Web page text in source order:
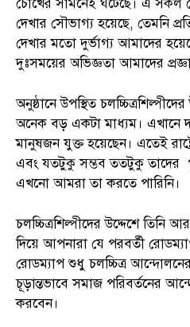
চোখের সামনেই ঘটেছে। এ সকল
দেখার সৌভাগ্য হয়েছে, তেমনি
দেখার মতো দুর্ভাগ্য আমাদের
দুঃসময়ের অভিজ্ঞতা আমাদের
অনুষ্ঠানে উপস্থিত
অনেক বড় একটা মাধ্যম। এখানে
মানুষজন যুক্ত হয়েছেন। এতেই
এবং যতটুকু সম্ভব ততটুকু তাদের
এখনো আমরা তা করতে পারিনি।
চলচ্চিত্রশিল্পীদের উদ্দেশে
দিয়ে আপনারা যে পরবর্তী
রোডম্যাপ শুধু চলচ্চিত্র
চূড়ান্তভাবে সমাজ পরিবর্তনের
করবেন।